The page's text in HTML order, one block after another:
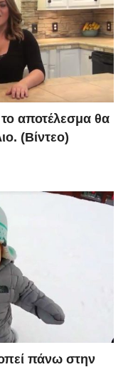
αποτέλεσμα θα
(Βίντεο)
πάνω στην